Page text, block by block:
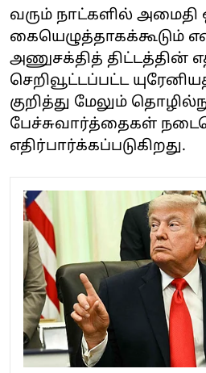
வரும் நாட்களில்
கையெழுத்தாகக்கூடும்
அணுசக்தித் திட்டத்தின்
செறிவூட்டப்பட்ட
குறித்து மேலும்
பேச்சுவார்த்தைகள்
எதிர்பார்க்கப்படுகிறது.